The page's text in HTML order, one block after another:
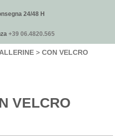
24/48 H
+39 06.4820.565
> CON VELCRO
VELCRO